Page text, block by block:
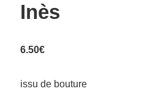
Inès
6.50€
issu de bouture